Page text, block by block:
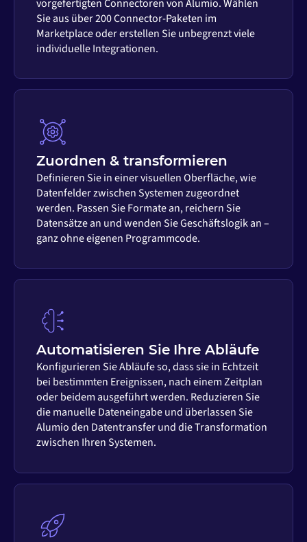
vorgefertigten Connectoren von Alumio. Wählen
Sie aus über 200 Connector-Paketen im
Marketplace oder erstellen Sie unbegrenzt viele
individuelle Integrationen.
Zuordnen & transformieren
Definieren Sie in einer visuellen Oberfläche, wie
Datenfelder zwischen Systemen zugeordnet
werden. Passen Sie Formate an, reichern Sie
Datensätze an und wenden Sie Geschäftslogik an –
ganz ohne eigenen Programmcode.
Automatisieren Sie Ihre Abläufe
Konfigurieren Sie Abläufe so, dass sie in Echtzeit
bei bestimmten Ereignissen, nach einem Zeitplan
oder beidem ausgeführt werden. Reduzieren Sie
die manuelle Dateneingabe und überlassen Sie
Alumio den Datentransfer und die Transformation
zwischen Ihren Systemen.